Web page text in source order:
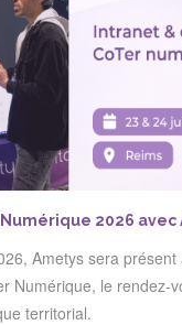
Numérique 2026 avec
Ametys sera
Numérique, le rendez-
territorial.